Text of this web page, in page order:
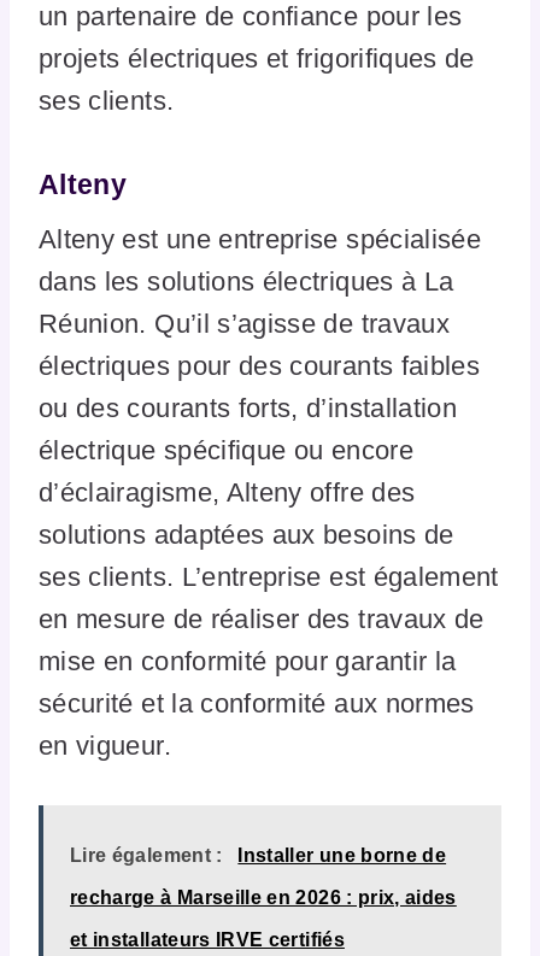
un partenaire de confiance pour les
projets électriques et frigorifiques de
ses clients.
Alteny
Alteny est une entreprise spécialisée
dans les solutions électriques à La
Réunion. Qu’il s’agisse de travaux
électriques pour des courants faibles
ou des courants forts, d’installation
électrique spécifique ou encore
d’éclairagisme, Alteny offre des
solutions adaptées aux besoins de
ses clients. L’entreprise est également
en mesure de réaliser des travaux de
mise en conformité pour garantir la
sécurité et la conformité aux normes
en vigueur.
Lire également : Installer une borne de
recharge à Marseille en 2026 : prix, aides
et installateurs IRVE certifiés